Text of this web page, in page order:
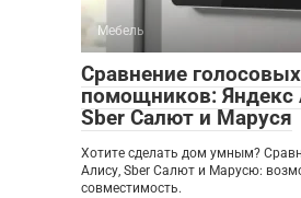
Мебель
Сравнение голосовых
помощников: Яндекс
Sber Салют и Маруся
Хотите сделать дом умным?
Алису, Sber Салют и Марусю:
совместимость.